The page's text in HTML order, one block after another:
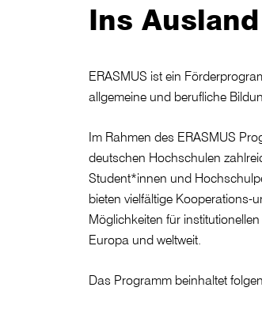
Ins
ERASMUS ist ein
allgemeine und berufliche
Im Rahmen des ERASMUS
deutschen Hochschulen
Student*innen und
bieten vielfältige Kooperations-
Möglichkeiten für
Europa und weltweit.
Das Programm beinhaltet